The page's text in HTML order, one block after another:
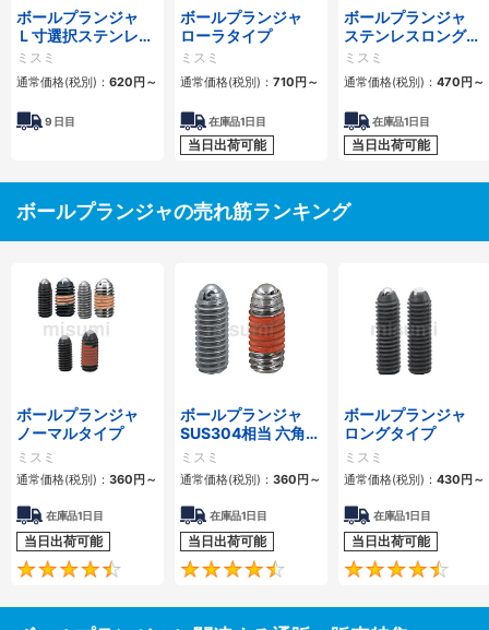
ボールプランジャ
Ｌ寸選択ステンレス
ロングタイプ
ミスミ
通常価格(税別)： 620円～
9 日目
ボールプランジャ
ローラタイプ
ミスミ
通常価格(税別)： 710円～
在庫品1日目
当日出荷可能
ボールプランジャ
ステンレスロングタ
イプ
ミスミ
通常価格(税別)： 470円～
在庫品1日目
当日出荷可能
ボールプランジャの売れ筋ランキング
ボールプランジャ
ノーマルタイプ
ミスミ
通常価格(税別)： 360円～
在庫品1日目
当日出荷可能
4.6
ボールプランジャ
SUS304相当 六角穴
タイプ
ミスミ
通常価格(税別)： 360円～
在庫品1日目
当日出荷可能
4.5
ボールプランジャ
ロングタイプ
ミスミ
通常価格(税別)： 430円～
在庫品1日目
当日出荷可能